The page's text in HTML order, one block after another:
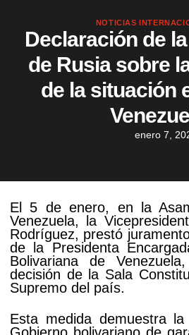
NOTICIAS
Declaración de
de Rusia sobre
de la situación
enero 7,
El 5 de enero, en la
Venezuela, la
Rodríguez, prestó
de la Presidenta
Bolivariana de
decisión de la Sala
Supremo del país.
Esta medida demuestra la